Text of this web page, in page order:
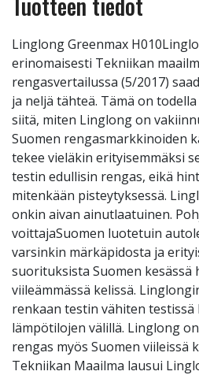
Linglong Greenmax
erinomaisesti Tekniikan
rengasvertailussa (5/2017)
ja neljä tähteä. Tämä on
siitä, miten Linglong on
Suomen rengasmarkkinoiden
tekee vieläkin erityisemmäksi
testin edullisin rengas, eikä
mitenkään pisteytyksessä.
onkin aivan ainutlaatuinen.
voittajaSuomen luotetuin
varsinkin märkäpidosta ja
suorituksista Suomen kesässä
viileämmässä kelissä.
renkaan testin vähiten testissä
lämpötilojen välillä. Linglong
rengas myös Suomen viileissä
Tekniikan Maailma lausui